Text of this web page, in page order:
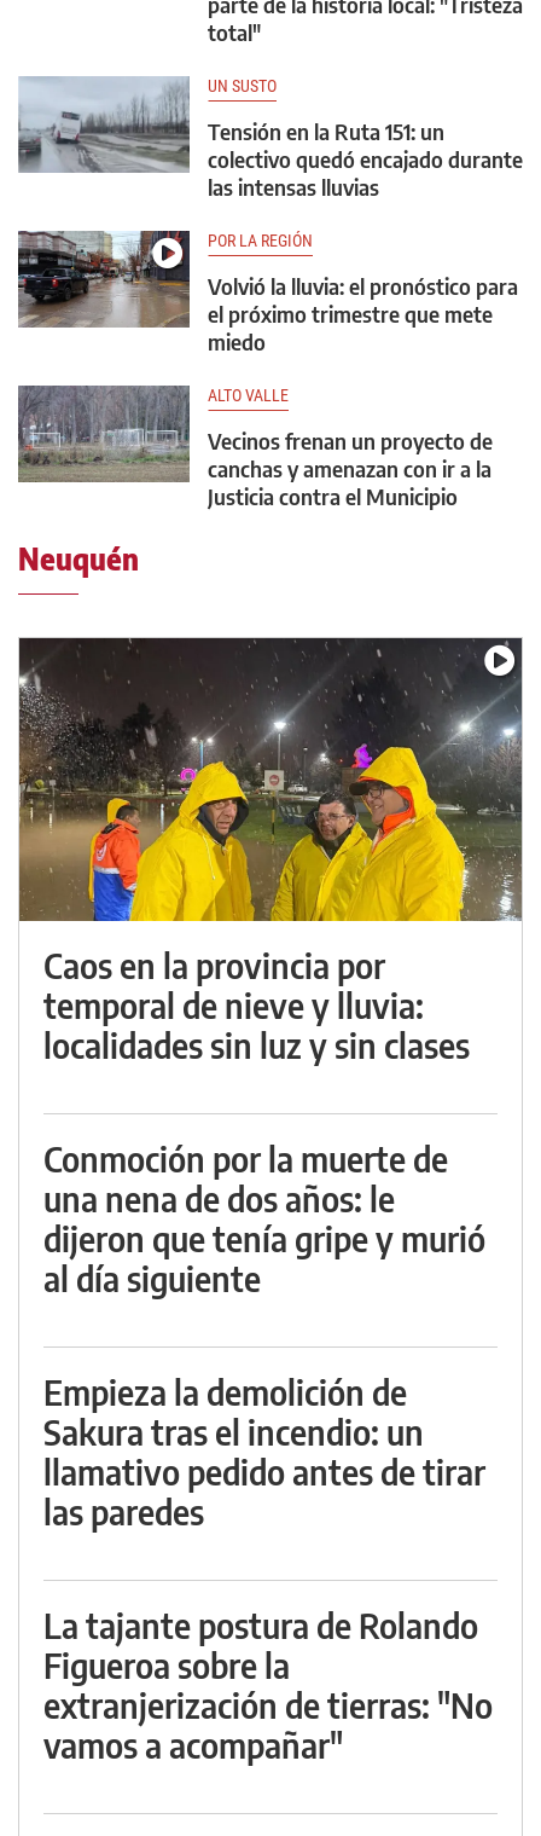
total"
UN SUSTO
Tensión en la Ruta 151: un
colectivo quedó encajado durante
las intensas lluvias
POR LA REGIÓN
Volvió la lluvia: el pronóstico para
el próximo trimestre que mete
miedo
ALTO VALLE
Vecinos frenan un proyecto de
canchas y amenazan con ir a la
Justicia contra el Municipio
Neuquén
Caos en la provincia por
temporal de nieve y lluvia:
localidades sin luz y sin clases
Conmoción por la muerte de
una nena de dos años: le
dijeron que tenía gripe y murió
al día siguiente
Empieza la demolición de
Sakura tras el incendio: un
llamativo pedido antes de tirar
las paredes
La tajante postura de Rolando
Figueroa sobre la
extranjerización de tierras: "No
vamos a acompañar"